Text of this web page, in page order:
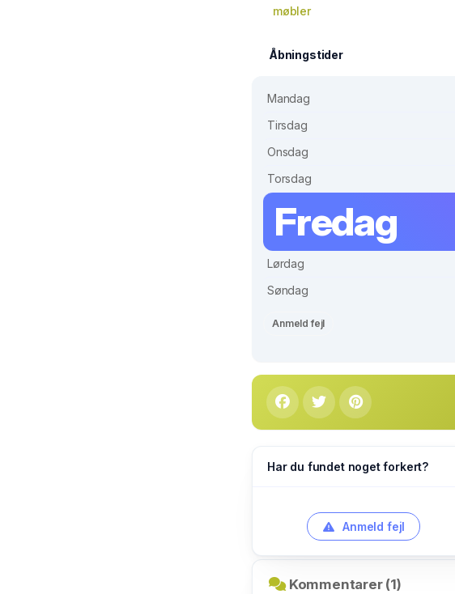
møbler
Åbningstider
Mandag
Tirsdag
Onsdag
Torsdag
Fredag
Lørdag
Søndag
Anmeld fejl
Har du fundet noget forkert?
Anmeld fejl
Kommentarer (1)